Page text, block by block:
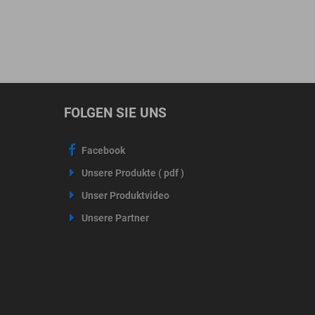
FOLGEN SIE UNS
Facebook
Unsere Produkte ( pdf )
Unser Produktvideo
Unsere Partner